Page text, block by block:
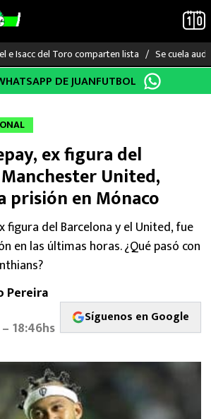
e Isacc del Toro comparten lista Se cuela
DE JUANFUTBOL
ex figura del
United,
prisión en Mónaco
figura del Barcelona y el United, fue
en las últimas horas. ¿Qué pasó con
Pereira
18:46hs
Síguenos en Google